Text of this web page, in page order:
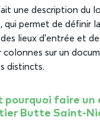
une description du
qui permet de définir
lieux d’entrée et
colonnes sur un
distincts.
pourquoi faire un
Butte Saint-